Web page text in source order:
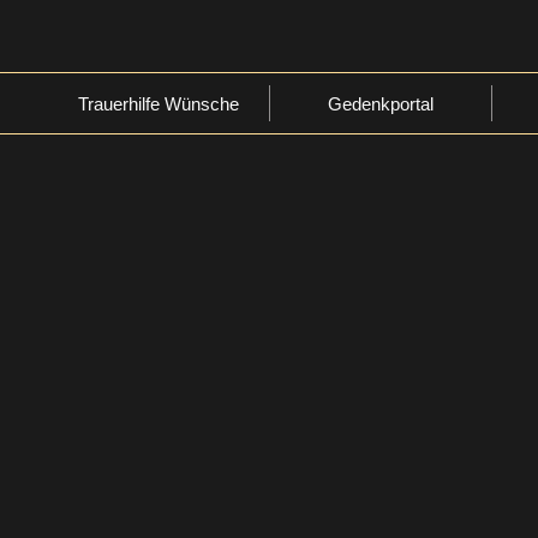
Trauerhilfe Wünsche Gedenkportal